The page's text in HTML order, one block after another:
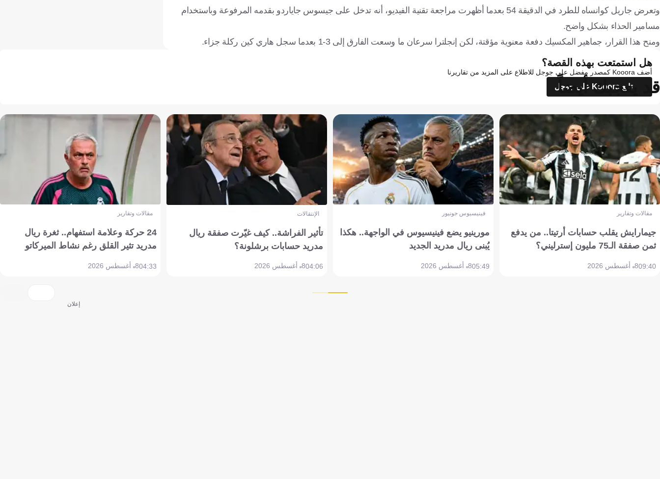
وتعرض جاريل كوانساه للطرد في الدقيقة 54 بعدما أظهرت مراجعة تقنية الفيديو، أنه تدخل على جيسوس جاياردو بقدمه المرفوعة وباستخدام
مسامير الحذاء بشكل واضح.
ومنح هذا القرار، جماهير المكسيك دفعة معنوية مؤقتة، لكن إنجلترا سرعان ما وسعت الفارق إلى 3-1 بعدما سجل هاري كين ركلة جزاء.
هل استمتعت بهذه القصة؟
أضف Kooora كمصدر مفضل على جوجل للاطلاع على المزيد من تقاريرنا
تابع Kooora على جوجل
قد يعجبك أيضاً
مقالات وتقارير
جيمارايش يقلب حسابات أرتيتا.. من يدفع
ثمن صفقة الـ75 مليون إسترليني؟
09:408 أغسطس 2026
فينيسيوس جونيور
مورينيو يضع فينيسيوس في الواجهة.. هكذا
يُبنى ريال مدريد الجديد
05:498 أغسطس 2026
الإنتقالات
تأثير الفراشة.. كيف غيّرت صفقة ريال
مدريد حسابات برشلونة؟
04:068 أغسطس 2026
مقالات وتقارير
24 حركة وعلامة استفهام.. ثغرة ريال
مدريد تثير القلق رغم نشاط الميركاتو
04:338 أغسطس 2026
إعلان